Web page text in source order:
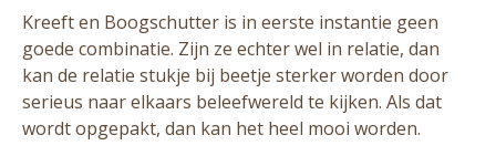
Kreeft en Boogschutter is in eerste instantie geen
goede combinatie. Zijn ze echter wel in relatie, dan
kan de relatie stukje bij beetje sterker worden door
serieus naar elkaars beleefwereld te kijken. Als dat
wordt opgepakt, dan kan het heel mooi worden.